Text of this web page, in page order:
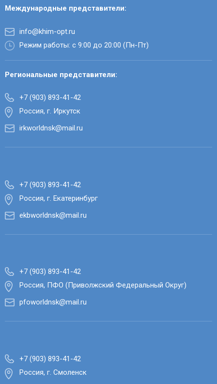
Международные представители:
info@khim-opt.ru
Режим работы: с 9:00 до 20:00 (Пн-Пт)
Региональные представители:
+7 (903) 893-41-42
Россия, г. Иркутск
irkworldnsk@mail.ru
+7 (903) 893-41-42
Россия, г. Екатеринбург
ekbworldnsk@mail.ru
+7 (903) 893-41-42
Россия, ПФО (Приволжский Федеральный Округ)
pfoworldnsk@mail.ru
+7 (903) 893-41-42
Россия, г. Смоленск